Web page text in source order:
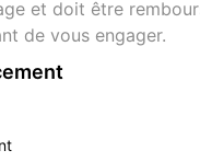
feux : oui
et doit être
de vous engager.